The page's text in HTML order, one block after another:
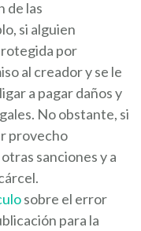
de las
si alguien
por
al creador y se le
a pagar daños y
No obstante, si
provecho
sanciones y a
sobre el error
para la